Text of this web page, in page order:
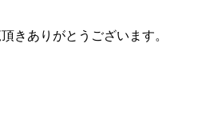
きありがとうございます。